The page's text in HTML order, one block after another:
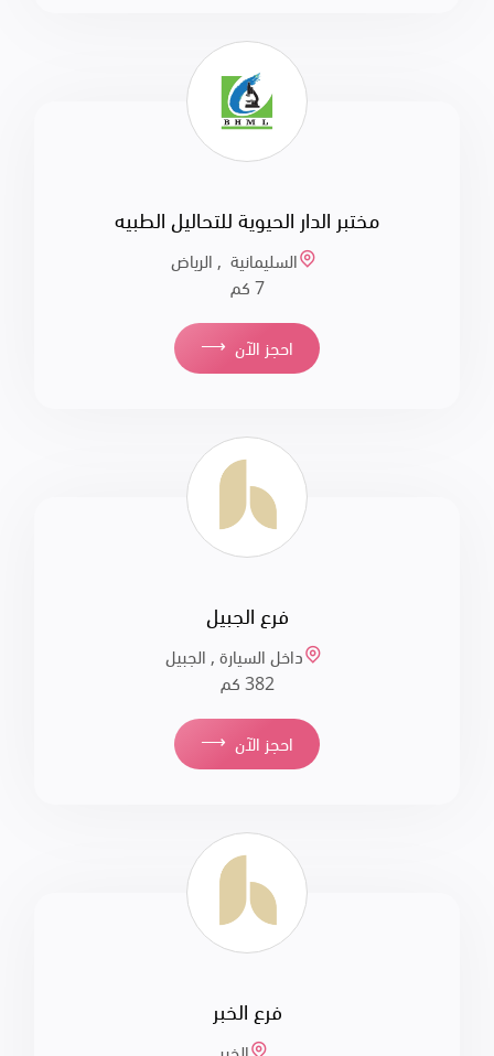
مختبر الدار الحيوية للتحاليل الطبيه
السليمانية , الرياض
7 كم
⟶ احجز الآن
فرع الجبيل
داخل السيارة , الجبيل
382 كم
⟶ احجز الآن
فرع الخبر